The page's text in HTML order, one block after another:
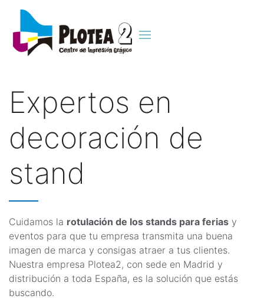
Expertos en
decoración de
stand
Cuidamos la rotulación de los stands para ferias y
eventos para que tu empresa transmita una buena
imagen de marca y consigas atraer a tus clientes.
Nuestra empresa Plotea2, con sede en Madrid y
distribución a toda España, es la solución que estás
buscando.